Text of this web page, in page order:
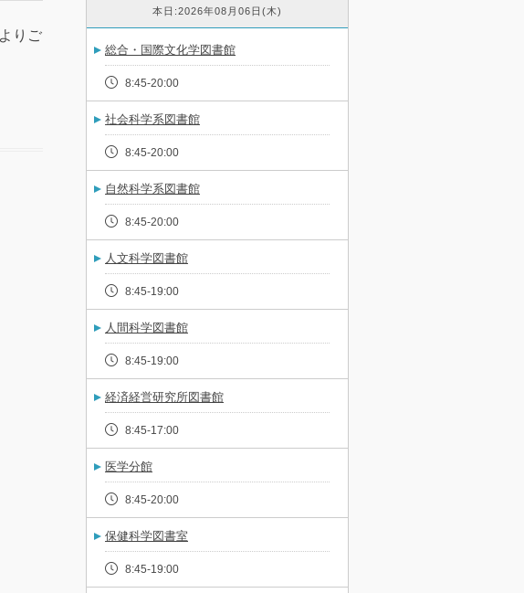
りご
本日:2026年08月06日(木)
総合・国際文化学図書館
8:45-20:00
社会科学系図書館
8:45-20:00
自然科学系図書館
8:45-20:00
人文科学図書館
8:45-19:00
人間科学図書館
8:45-19:00
経済経営研究所図書館
8:45-17:00
医学分館
8:45-20:00
保健科学図書室
8:45-19:00